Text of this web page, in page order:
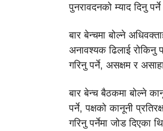
पुनरावदनको म्याद दिनु
बार बेन्चमा बोल्ने
अनावश्यक ढिलाई रोकिनु
गरिनु पर्ने, असक्षम र
बार बेन्च बैठकमा बोल्ने
पर्ने, पक्षको कानूनी
गरिनु पर्नेमा जोड दिएका